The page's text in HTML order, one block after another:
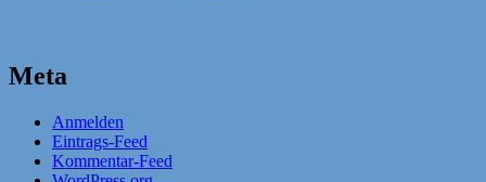
Meta
Anmelden
Eintrags-Feed
Kommentar-Feed